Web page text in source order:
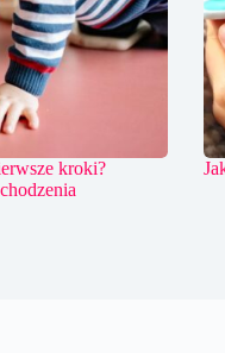
kroki?